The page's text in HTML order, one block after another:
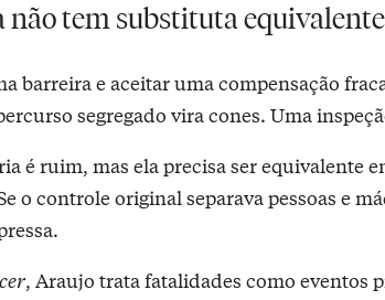
não tem substituta equivalente
barreira e aceitar uma compensação
segregado vira cones. Uma
é ruim, mas ela precisa ser equivalente
o controle original separava pessoas e
, Araujo trata fatalidades como eventos